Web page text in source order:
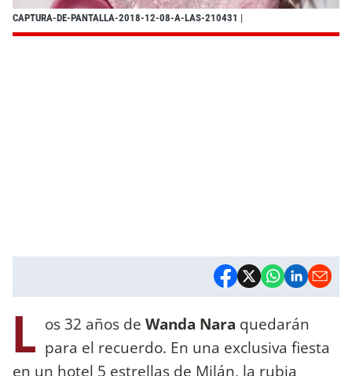
CAPTURA-DE-PANTALLA-2018-12-08-A-LAS-210431 |
L os 32 años de Wanda Nara quedarán
para el recuerdo. En una exclusiva fiesta
en un hotel 5 estrellas de Milán, la rubia